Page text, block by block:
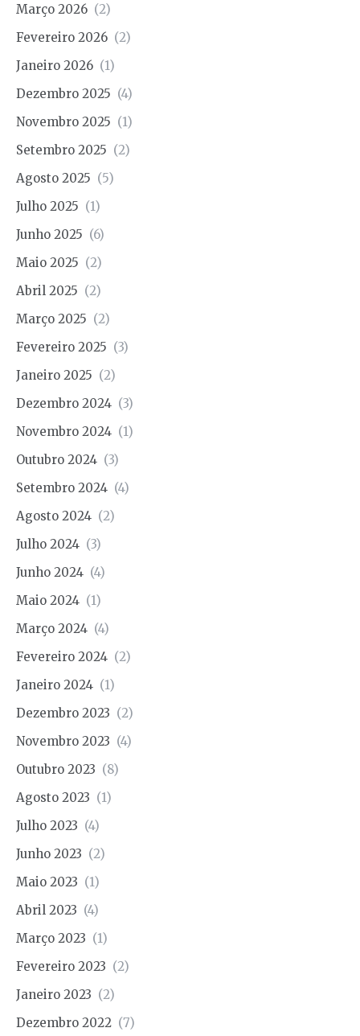
Março 2026 (2)
Fevereiro 2026 (2)
Janeiro 2026 (1)
Dezembro 2025 (4)
Novembro 2025 (1)
Setembro 2025 (2)
Agosto 2025 (5)
Julho 2025 (1)
Junho 2025 (6)
Maio 2025 (2)
Abril 2025 (2)
Março 2025 (2)
Fevereiro 2025 (3)
Janeiro 2025 (2)
Dezembro 2024 (3)
Novembro 2024 (1)
Outubro 2024 (3)
Setembro 2024 (4)
Agosto 2024 (2)
Julho 2024 (3)
Junho 2024 (4)
Maio 2024 (1)
Março 2024 (4)
Fevereiro 2024 (2)
Janeiro 2024 (1)
Dezembro 2023 (2)
Novembro 2023 (4)
Outubro 2023 (8)
Agosto 2023 (1)
Julho 2023 (4)
Junho 2023 (2)
Maio 2023 (1)
Abril 2023 (4)
Março 2023 (1)
Fevereiro 2023 (2)
Janeiro 2023 (2)
Dezembro 2022 (7)